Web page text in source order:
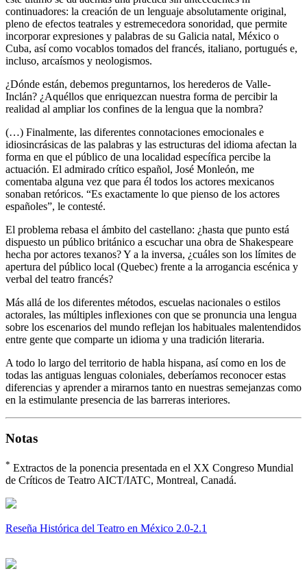
continuadores: la creación de un lenguaje absolutamente original,
pleno de efectos teatrales y estremecedora sonoridad, que permite
incorporar expresiones y palabras de su Galicia natal, México o
Cuba, así como vocablos tomados del francés, italiano, portugués e,
incluso, arcaísmos y neologismos.
¿Dónde están, debemos preguntarnos, los herederos de Valle-
Inclán? ¿Aquéllos que enriquezcan nuestra forma de percibir la
realidad al ampliar los confines de la lengua que la nombra?
(…) Finalmente, las diferentes connotaciones emocionales e
idiosincrásicas de las palabras y las estructuras del idioma afectan la
forma en que el público de una localidad específica percibe la
actuación. El admirado crítico español, José Monleón, me
comentaba alguna vez que para él todos los actores mexicanos
sonaban retóricos. “Es exactamente lo que pienso de los actores
españoles”, le contesté.
El problema rebasa el ámbito del castellano: ¿hasta que punto está
dispuesto un público británico a escuchar una obra de Shakespeare
hecha por actores texanos? Y a la inversa, ¿cuáles son los límites de
apertura del público local (Quebec) frente a la arrogancia escénica y
verbal del teatro francés?
Más allá de los diferentes métodos, escuelas nacionales o estilos
actorales, las múltiples inflexiones con que se pronuncia una lengua
sobre los escenarios del mundo reflejan los habituales malentendidos
entre gente que comparte un idioma y una tradición literaria.
A todo lo largo del territorio de habla hispana, así como en los de
todas las antiguas lenguas coloniales, deberíamos reconocer estas
diferencias y aprender a mirarnos tanto en nuestras semejanzas como
en la estimulante presencia de las barreras interiores.
Notas
* Extractos de la ponencia presentada en el XX Congreso Mundial
de Críticos de Teatro AICT/IATC, Montreal, Canadá.
Reseña Histórica del Teatro en México 2.0-2.1